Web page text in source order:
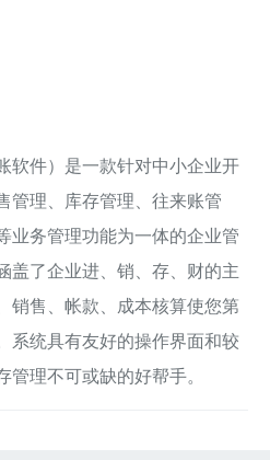
软件）是一款针对中小企业开
管理、库存管理、往来账管
业务管理功能为一体的企业管
盖了企业进、销、存、财的主
销售、帐款、成本核算使您第
系统具有友好的操作界面和较
理不可或缺的好帮手。